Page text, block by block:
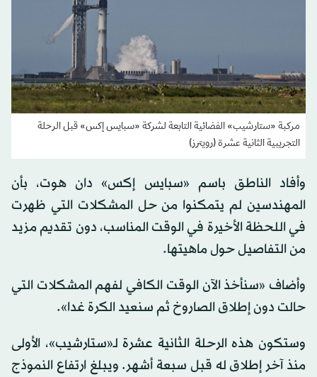
مركبة «ستارشيب» الفضائية التابعة لشركة «سبايس إكس» قبل الرحلة
التجريبية الثانية عشرة (رويترز)
وأفاد الناطق باسم «سبايس إكس» دان هوت، بأن
المهندسين لم يتمكنوا من حل المشكلات التي ظهرت
في اللحظة الأخيرة في الوقت المناسب، دون تقديم مزيد
من التفاصيل حول ماهيتها.
وأضاف «سنأخذ الآن الوقت الكافي لفهم المشكلات التي
حالت دون إطلاق الصاروخ ثم سنعيد الكرة غدا».
وستكون هذه الرحلة الثانية عشرة لـ«ستارشيب»، الأولى
منذ آخر إطلاق له قبل سبعة أشهر. ويبلغ ارتفاع النموذج